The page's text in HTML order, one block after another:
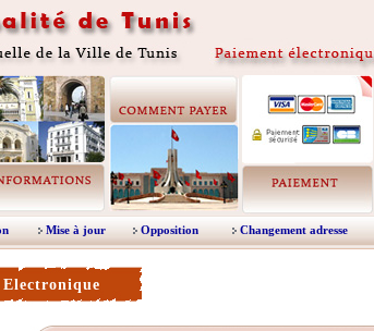
Mise à jour Opposition Changement adresse